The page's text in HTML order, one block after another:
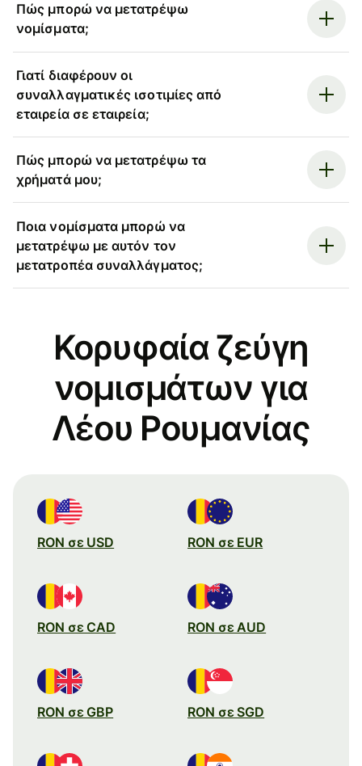
Πώς μπορώ να μετατρέψω
νομίσματα;
Γιατί διαφέρουν οι
συναλλαγματικές ισοτιμίες από
εταιρεία σε εταιρεία;
Πώς μπορώ να μετατρέψω τα
χρήματά μου;
Ποια νομίσματα μπορώ να
μετατρέψω με αυτόν τον
μετατροπέα συναλλάγματος;
Κορυφαία ζεύγη
νομισμάτων για
Λέου Ρουμανίας
RON σε USD RON σε EUR
RON σε CAD RON σε AUD
RON σε GBP RON σε SGD